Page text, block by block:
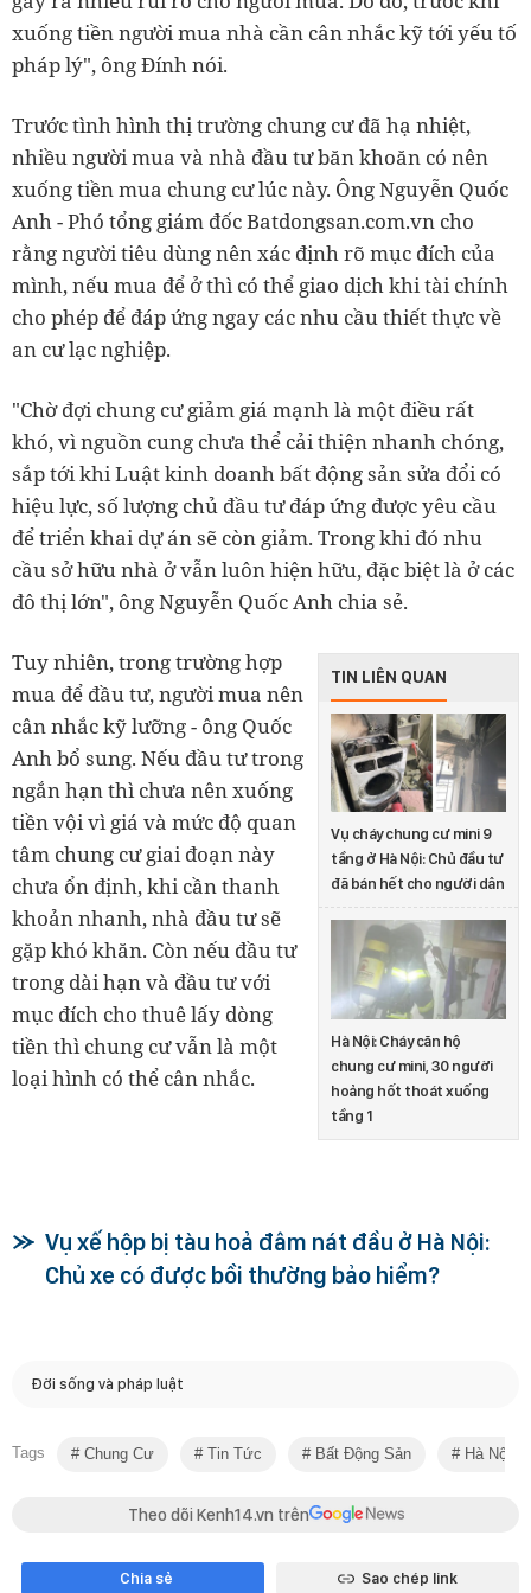
xuống tiền người mua nhà cần cân nhắc kỹ tới yếu tố
pháp lý", ông Đính nói.
Trước tình hình thị trường chung cư đã hạ nhiệt,
nhiều người mua và nhà đầu tư băn khoăn có nên
xuống tiền mua chung cư lúc này. Ông Nguyễn Quốc
Anh - Phó tổng giám đốc Batdongsan.com.vn cho
rằng người tiêu dùng nên xác định rõ mục đích của
mình, nếu mua để ở thì có thể giao dịch khi tài chính
cho phép để đáp ứng ngay các nhu cầu thiết thực về
an cư lạc nghiệp.
"Chờ đợi chung cư giảm giá mạnh là một điều rất
khó, vì nguồn cung chưa thể cải thiện nhanh chóng,
sắp tới khi Luật kinh doanh bất động sản sửa đổi có
hiệu lực, số lượng chủ đầu tư đáp ứng được yêu cầu
để triển khai dự án sẽ còn giảm. Trong khi đó nhu
cầu sở hữu nhà ở vẫn luôn hiện hữu, đặc biệt là ở các
đô thị lớn", ông Nguyễn Quốc Anh chia sẻ.
TIN LIÊN QUAN
Vụ cháy chung cư mini 9
tầng ở Hà Nội: Chủ đầu tư
đã bán hết cho người dân
Hà Nội: Cháy căn hộ
chung cư mini, 30 người
hoảng hốt thoát xuống
tầng 1
Tuy nhiên, trong trường hợp
mua để đầu tư, người mua nên
cân nhắc kỹ lưỡng - ông Quốc
Anh bổ sung. Nếu đầu tư trong
ngắn hạn thì chưa nên xuống
tiền vội vì giá và mức độ quan
tâm chung cư giai đoạn này
chưa ổn định, khi cần thanh
khoản nhanh, nhà đầu tư sẽ
gặp khó khăn. Còn nếu đầu tư
trong dài hạn và đầu tư với
mục đích cho thuê lấy dòng
tiền thì chung cư vẫn là một
loại hình có thể cân nhắc.
Vụ xế hộp bị tàu hoả đâm nát đầu ở Hà Nội:
Chủ xe có được bồi thường bảo hiểm?
Đời sống và pháp luật
Tags Chung Cư Tin Tức Bất Động Sản Hà Nội
Theo dõi Kenh14.vn trên
Chia sẻ Sao chép link